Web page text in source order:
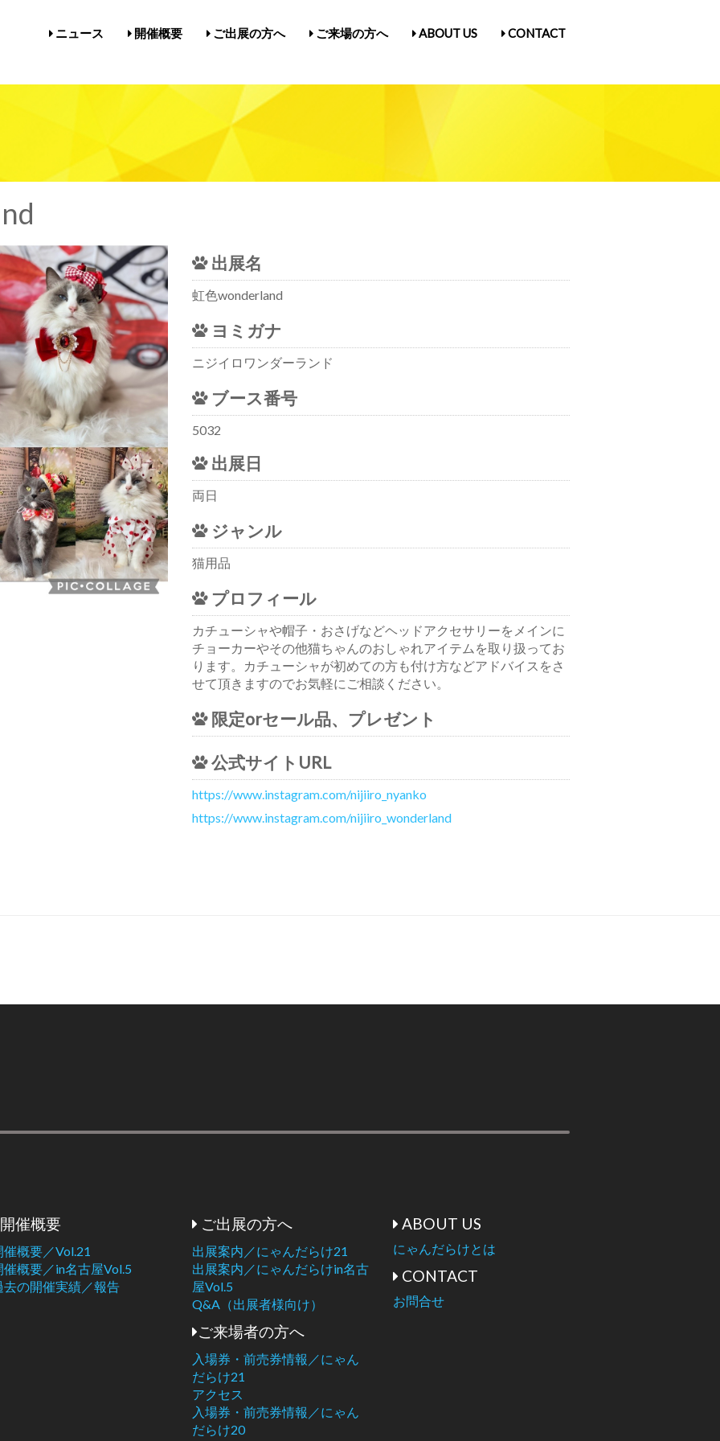
ニュース 開催概要 ご出展の方へ ご来場の方へ ABOUT US CONTACT
出展名
虹色wonderland
ヨミガナ
ニジイロワンダーランド
ブース番号
5032
出展日
両日
ジャンル
猫用品
プロフィール
カチューシャや帽子・おさげなどヘッドアクセサリーをメインに
チョーカーやその他猫ちゃんのおしゃれアイテムを取り扱ってお
ります。カチューシャが初めての方も付け方などアドバイスをさ
せて頂きますのでお気軽にご相談ください。
限定orセール品、プレゼント
公式サイトURL
https://www.instagram.com/nijiiro_nyanko
https://www.instagram.com/nijiiro_wonderland
開催概要
催概要／Vol.21
催概要／in名古屋Vol.5
去の開催実績／報告
ご出展の方へ
出展案内／にゃんだらけ21
出展案内／にゃんだらけin名古
屋Vol.5
Q&A（出展者様向け）
ご来場者の方へ
入場券・前売券情報／にゃん
だらけ21
アクセス
入場券・前売券情報／にゃん
だらけ20
ABOUT US
にゃんだらけとは
CONTACT
お問合せ